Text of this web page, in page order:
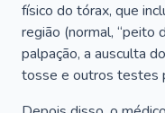
físico do tórax, que
região (normal, “peito
palpação, a ausculta
tosse e outros testes